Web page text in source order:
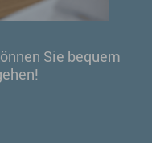
Sie bequem